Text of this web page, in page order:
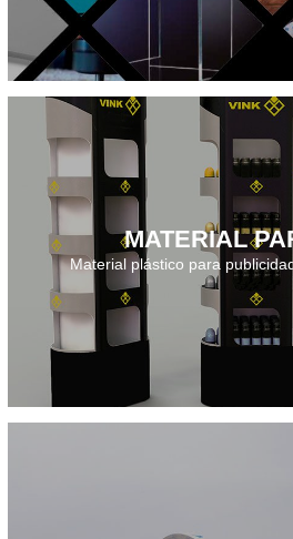
MATERIAL
Material plástico para
Descarga el